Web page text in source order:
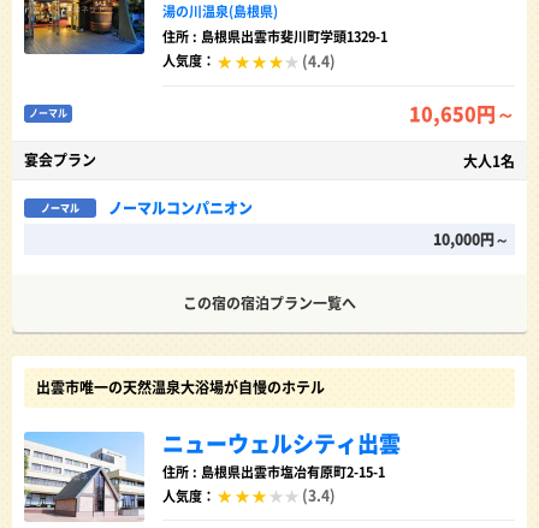
湯の川温泉(島根県)
住所 : 島根県出雲市斐川町学頭1329-1
人気度：
(4.4)
ノーマル 10,650円～
宴会プラン 大人1名
ノーマル
ノーマルコンパニオン
10,000円～
この宿の宿泊プラン一覧へ
出雲市唯一の天然温泉大浴場が自慢のホテル
ニューウェルシティ出雲
住所 : 島根県出雲市塩冶有原町2-15-1
人気度：
(3.4)